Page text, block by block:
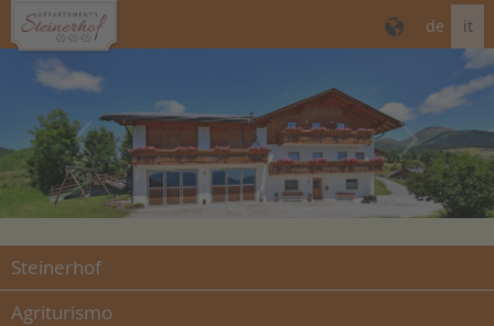
de it
Steinerhof
Agriturismo